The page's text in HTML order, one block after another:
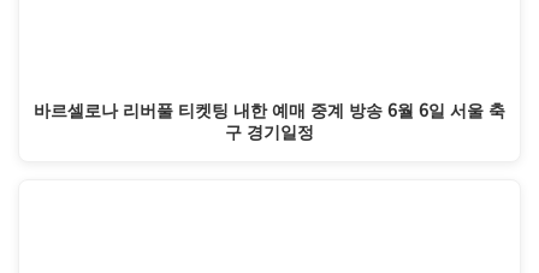
바르셀로나 리버풀 티켓팅 내한 예매 중계 방송 6월 6일 서울 축
구 경기일정